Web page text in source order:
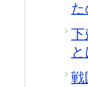
下
戦